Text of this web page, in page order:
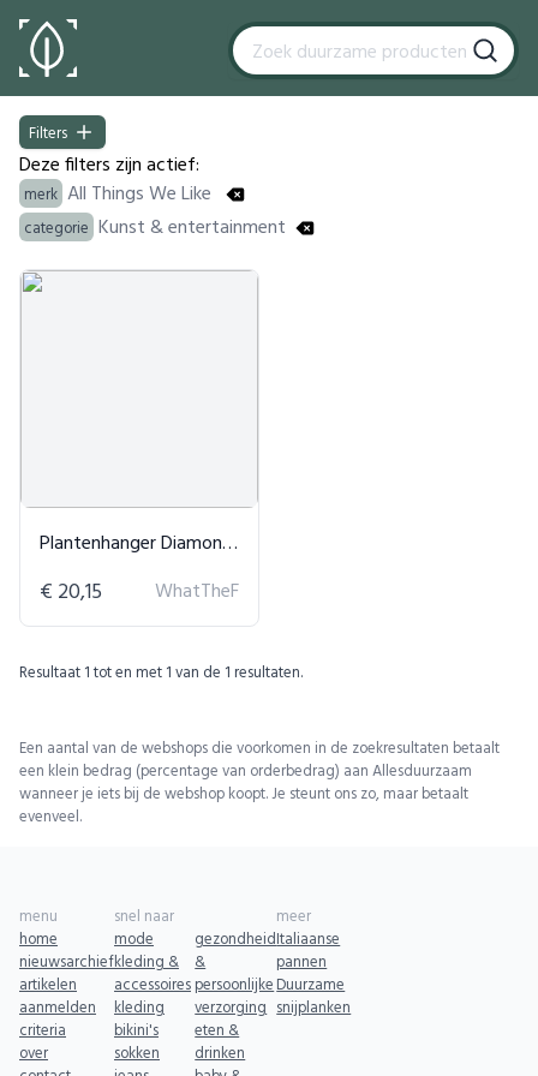
Filters
Filters
Deze filters zijn actief:
merk All Things We Like
categorie Kunst & entertainment
Products
Plantenhanger Diamond Blauw
€ 20,15 WhatTheF
Resultaat 1tot en met 1 van de 1 resultaten.
Een aantal van de webshops die voorkomen in de zoekresultaten betaalt
een klein bedrag (percentage van orderbedrag) aan Allesduurzaam
wanneer je iets bij de webshop koopt. Je steunt ons zo, maar betaalt
evenveel.
menu
home
nieuwsarchief
artikelen
aanmelden
criteria
over
snel naar
mode
kleding &
accessoires
kleding
bikini's
sokken
gezondheid
&
persoonlijke
verzorging
eten &
drinken
meer
Italiaanse
pannen
Duurzame
snijplanken